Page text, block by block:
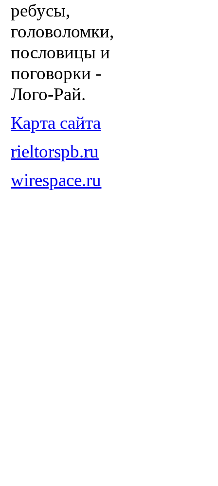
ребусы,
головоломки,
пословицы и
поговорки -
Лого-Рай.
Карта сайта
rieltorspb.ru
wirespace.ru